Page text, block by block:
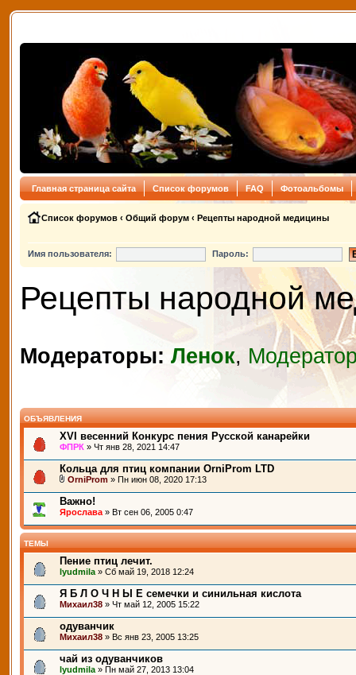
Главная страница сайта Список форумов FAQ Фотоальбомы
Список форумов ‹ Общий форум ‹ Рецепты народной медицины
Имя пользователя: Пароль:
Рецепты народной
Модераторы: Ленок,
ОБЪЯВЛЕНИЯ
XVI весенний Конкурс пения Русской канарейки
ФПРК» Чт янв 28, 2021 14:47
Кольца для птиц компании OrniProm LTD
OrniProm » Пн июн 08, 2020 17:13
Важно!
Ярослава» Вт сен 06, 2005 0:47
ТЕМЫ
Пение птиц лечит.
lyudmila» Сб май 19, 2018 12:24
Я Б Л О Ч Н Ы Е семечки и синильная кислота
Михаил38» Чт май 12, 2005 15:22
одуванчик
Михаил38» Вс янв 23, 2005 13:25
чай из одуванчиков
lyudmila» Пн май 27, 2013 13:04